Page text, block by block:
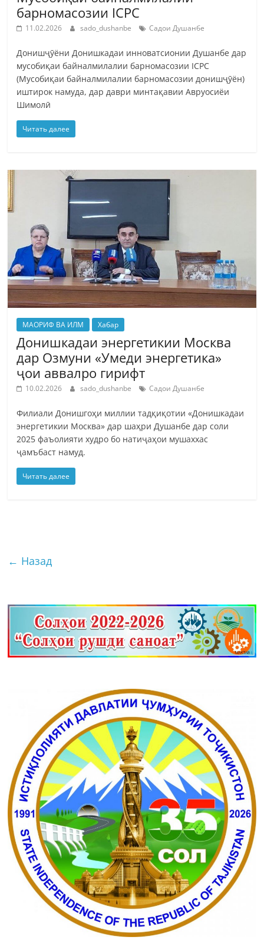
барномасозии ICPC
11.02.2026 sado_dushanbe Садои Душанбе
Донишҷӯёни Донишкадаи инноватсионии Душанбе дар
мусобиқаи байналмилалии барномасозии ICPC
(Мусобиқаи байналмилалии барномасозии донишҷӯён)
иштирок намуда, дар даври минтақавии Авруосиёи
Шимолӣ
Читать далее
МАОРИФ ВА ИЛМ Хабар
Донишкадаи энергетикии Москва
дар Озмуни «Умеди энергетика»
ҷои аввалро гирифт
10.02.2026 sado_dushanbe Садои Душанбе
Филиали Донишгоҳи миллии тадқиқотии «Донишкадаи
энергетикии Москва» дар шаҳри Душанбе дар соли
2025 фаъолияти худро бо натиҷаҳои мушаххас
ҷамъбаст намуд.
Читать далее
← Назад